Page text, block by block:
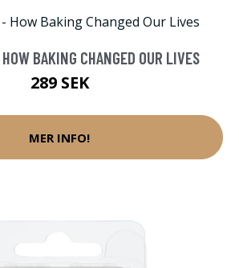
BAKING CHANGED OUR LIVES
289 SEK
MER INFO!